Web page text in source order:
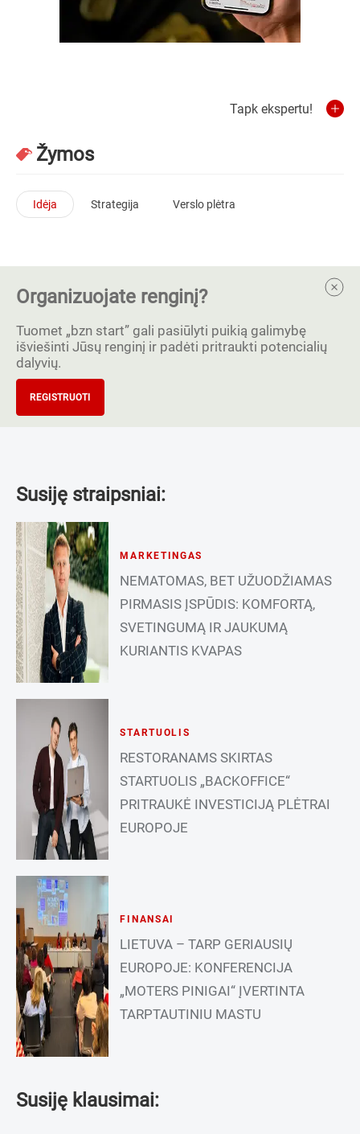
Tapk ekspertu!
Žymos
Idėja Strategija Verslo plėtra
Organizuojate renginį?
Tuomet „bzn start” gali pasiūlyti puikią galimybę
išviešinti Jūsų renginį ir padėti pritraukti potencialių
dalyvių.
REGISTRUOTI
Susiję straipsniai:
MARKETINGAS
NEMATOMAS, BET UŽUODŽIAMAS
PIRMASIS ĮSPŪDIS: KOMFORTĄ,
SVETINGUMĄ IR JAUKUMĄ
KURIANTIS KVAPAS
STARTUOLIS
RESTORANAMS SKIRTAS
STARTUOLIS „BACKOFFICE“
PRITRAUKĖ INVESTICIJĄ PLĖTRAI
EUROPOJE
FINANSAI
LIETUVA – TARP GERIAUSIŲ
EUROPOJE: KONFERENCIJA
„MOTERS PINIGAI“ ĮVERTINTA
TARPTAUTINIU MASTU
Susiję klausimai: